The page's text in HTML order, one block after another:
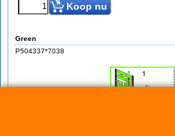
Koop nu
Green
P504337*7038